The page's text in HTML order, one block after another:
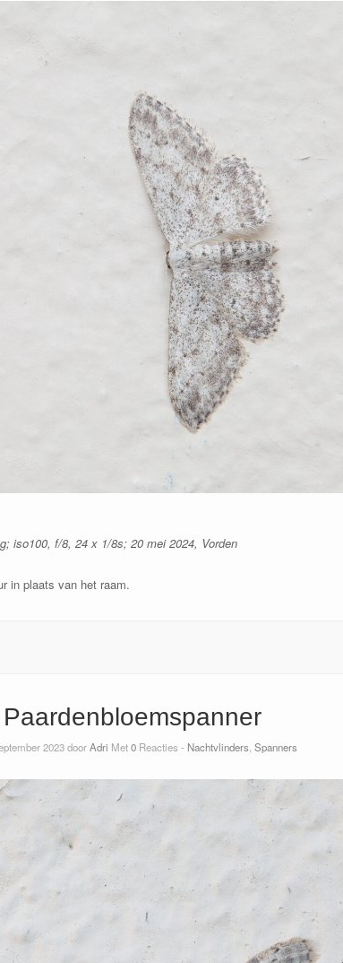
iso100, f/8, 24 x 1/8s; 20 mei 2024, Vorden
in plaats van het raam.
Paardenbloemspanner
2023 doorAdri Met0Reacties - Nachtvlinders Spanners